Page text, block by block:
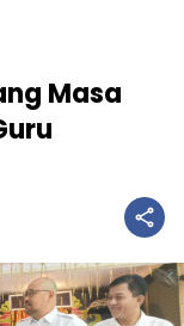
Masa